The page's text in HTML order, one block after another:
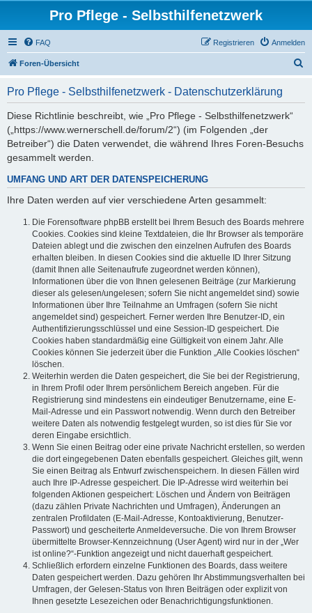
Pro Pflege - Selbsthilfenetzwerk
FAQ Anmelden
Registrieren
Foren-Übersicht
Pro Pflege - Selbsthilfenetzwerk - Datenschutzerklärung
Diese Richtlinie beschreibt, wie „Pro Pflege - Selbsthilfenetzwerk“
(„https://www.wernerschell.de/forum/2“) (im Folgenden „der
Betreiber“) die Daten verwendet, die während Ihres Foren-Besuchs
gesammelt werden.
UMFANG UND ART DER DATENSPEICHERUNG
Ihre Daten werden auf vier verschiedene Arten gesammelt:
Die Forensoftware phpBB erstellt bei Ihrem Besuch des Boards mehrere
Cookies. Cookies sind kleine Textdateien, die Ihr Browser als temporäre
Dateien ablegt und die zwischen den einzelnen Aufrufen des Boards
erhalten bleiben. In diesen Cookies sind die aktuelle ID Ihrer Sitzung
(damit Ihnen alle Seitenaufrufe zugeordnet werden können),
Informationen über die von Ihnen gelesenen Beiträge (zur Markierung
dieser als gelesen/ungelesen; sofern Sie nicht angemeldet sind) sowie
Informationen über Ihre Teilnahme an Umfragen (sofern Sie nicht
angemeldet sind) gespeichert. Ferner werden Ihre Benutzer-ID, ein
Authentifizierungsschlüssel und eine Session-ID gespeichert. Die
Cookies haben standardmäßig eine Gültigkeit von einem Jahr. Alle
Cookies können Sie jederzeit über die Funktion „Alle Cookies löschen“
löschen.
Weiterhin werden die Daten gespeichert, die Sie bei der Registrierung,
in Ihrem Profil oder Ihrem persönlichem Bereich angeben. Für die
Registrierung sind mindestens ein eindeutiger Benutzername, eine E-
Mail-Adresse und ein Passwort notwendig. Wenn durch den Betreiber
weitere Daten als notwendig festgelegt wurden, so ist dies für Sie vor
deren Eingabe ersichtlich.
Wenn Sie einen Beitrag oder eine private Nachricht erstellen, so werden
die dort eingegebenen Daten ebenfalls gespeichert. Gleiches gilt, wenn
Sie einen Beitrag als Entwurf zwischenspeichern. In diesen Fällen wird
auch Ihre IP-Adresse gespeichert. Die IP-Adresse wird weiterhin bei
folgenden Aktionen gespeichert: Löschen und Ändern von Beiträgen
(dazu zählen Private Nachrichten und Umfragen), Änderungen an
zentralen Profildaten (E-Mail-Adresse, Kontoaktivierung, Benutzer-
Passwort) und gescheiterte Anmeldeversuche. Die von Ihrem Browser
übermittelte Browser-Kennzeichnung (User Agent) wird nur in der „Wer
ist online?“-Funktion angezeigt und nicht dauerhaft gespeichert.
Schließlich erfordern einzelne Funktionen des Boards, dass weitere
Daten gespeichert werden. Dazu gehören Ihr Abstimmungsverhalten bei
Umfragen, der Gelesen-Status von Ihren Beiträgen oder explizit von
Ihnen gesetzte Lesezeichen oder Benachrichtigungsfunktionen.